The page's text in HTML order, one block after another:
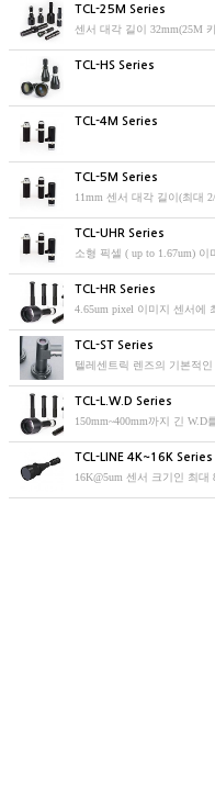
TCL-25M Series
TCL-HS Series
TCL-4M Series
TCL-5M Series
11mm 센서 대각 길이(최대
TCL-UHR Series
소형 픽셀 ( up to 1.67um)
TCL-HR Series
4.65um pixel 이미지 센서에
TCL-ST Series
텔레센트릭 렌즈의 기본적
TCL-L.W.D Series
150mm~400mm까지 긴 W.D
TCL-LINE 4K~16K Series
16K@5um 센서 크기인 최